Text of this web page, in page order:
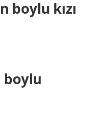
boylu kızı
boylu